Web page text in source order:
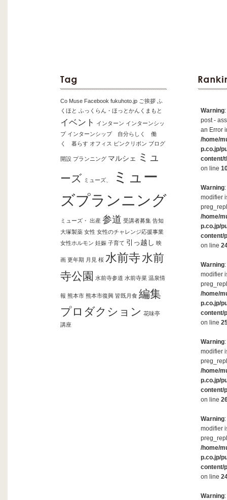
Co Muse Facebook fukuhoto.jp ご挨拶 ふ
くほと ふっくらん・ほっとかんくまもと
イベント インターン インターンシッ
プ インターンシップ 自分らしく 働
く 暮らす オフィス ピンクリボン ブログ
開設 プランニング マルシェ
ミュ
ーズ ミューズ、
ミュー
ズプランニング
ミューズ・ 出産 参道 受講者募集 告知
大塚製薬 女性 女性のチャレンジ応援事業
女性ホルモン 妊娠 子育て 引っ越し 映
画 更年期 月見 桜 水前寺水前
寺公園 水前寺参道 水前寺菜 温泉情
報 熊本市 熊本市復興 皆既月食 編集
プロダクション 花味亭
講座
Warning
post -
an Error
/home/
p.co.jp/
content/
on line
Warning
modifier
/home/
p.co.jp/
content/
on line
Warning
modifier
/home/
p.co.jp/
content/
on line
Warning
modifier
/home/
p.co.jp/
content/
on line
Warning
modifier
/home/
p.co.jp/
content/
on line
Warning